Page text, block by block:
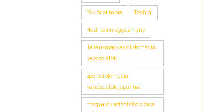
Tokiói olimpia Tochigi
Host-town egyezmény
Japán-magyar diplomáciai
kapcsolatok
sportdiplomáciai
kapcsolatok japánnal
magyarok edzőtáborozása